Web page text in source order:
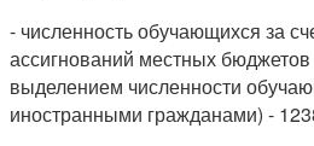
- численность обучающихся за
ассигнований местных
выделением численности
иностранными гражданами) -